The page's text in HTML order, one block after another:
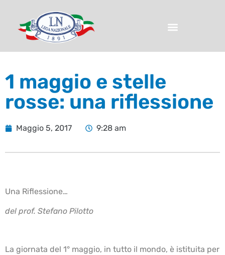
1 maggio e stelle
rosse: una riflessione
Maggio 5, 2017 9:28 am
Una Riflessione…
del prof. Stefano Pilotto
La giornata del 1° maggio, in tutto il mondo, è istituita per